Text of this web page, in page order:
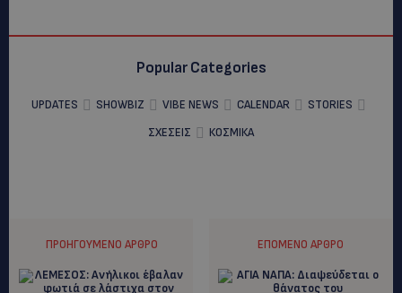
Popular Categories
UPDATES SHOWBIZ VIBE NEWS CALENDAR
STORIES
ΣΧΕΣΕΙΣ
ΚΟΣΜΙΚΑ
ΠΡΟΗΓΟΎΜΕΝΟ ΆΡΘΡΟ ΕΠΌΜΕΝΟ ΆΡΘΡΟ